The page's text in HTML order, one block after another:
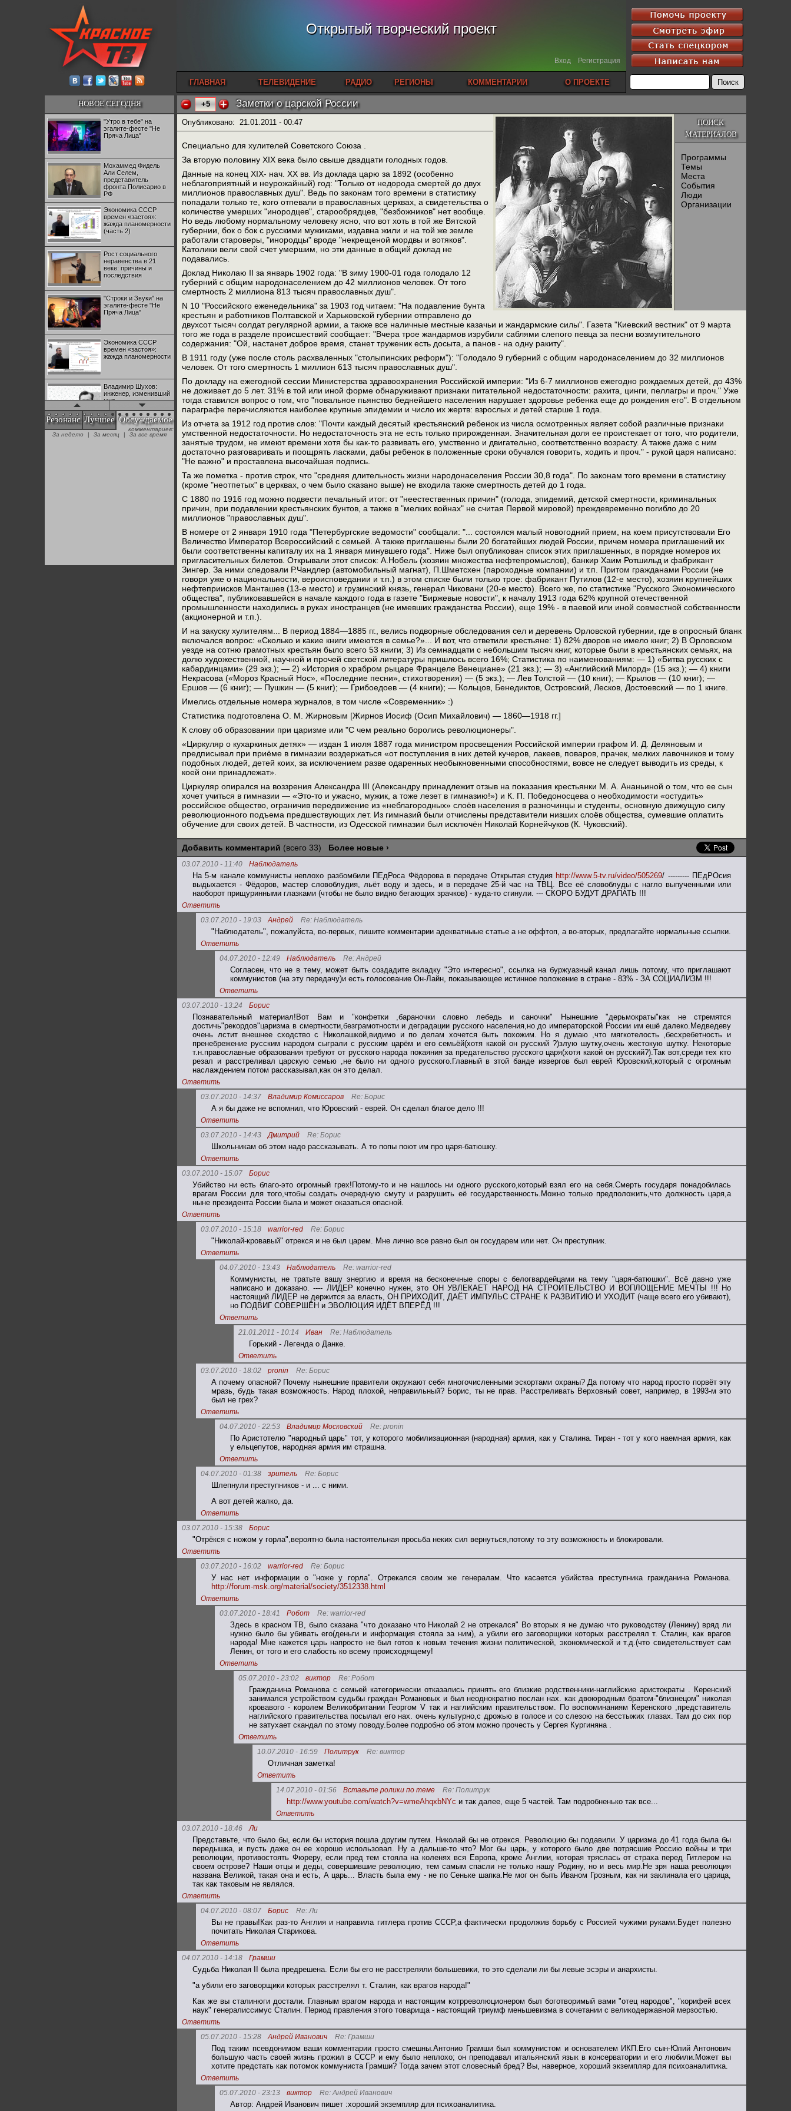
Открытый творческий проект
Вход Регистрация
ГЛАВНАЯ ТЕЛЕВИДЕНИЕ РАДИО РЕГИОНЫ КОММЕНТАРИИ О ПРОЕКТЕ
НОВОЕ СЕГОДНЯ
"Утро в тебе" на
эгалите-фесте "Не
Пряча Лица"
Мохаммед Фидель
Али Селем,
представитель
фронта Полисарио в
РФ
Экономика СССР
времен «застоя»:
жажда планомерности
(часть 2)
Рост социального
неравенства в 21
веке: причины и
последствия
"Строки и Звуки" на
эгалите-фесте "Не
Пряча Лица"
Экономика СССР
времен «застоя»:
жажда планомерности
Владимир Шухов:
инженер, изменивший
мир
"Аркадий Коц" на
эгалите-фесте "Не
Резонанс Лучшее Обсуждаемое
комментариев:
За неделю
| За месяц | За все время
+5 Заметки о царской России
ПОИСК
МАТЕРИАЛОВ
Программы
Темы
Места
События
Люди
Организации
Опубликовано: 21.01.2011 - 00:47
Специально для хулителей Советского Союза .
За вторую половину XIX века было свыше двадцати голодных годов.
Данные на конец XIX- нач. XX вв. Из доклада царю за 1892 (особенно
неблагоприятный и неурожайный) год: "Только от недорода смертей до двух
миллионов православных душ". Ведь по законам того времени в статистику
попадали только те, кого отпевали в православных церквах, а свидетельства о
количестве умерших "инородцев", старообрядцев, "безбожников" нет вообще.
Но ведь любому нормальному человеку ясно, что вот хоть в той же Вятской
губернии, бок о бок с русскими мужиками, издавна жили и на той же земле
работали староверы, "инородцы" вроде "некрещеной мордвы и вотяков".
Католики вели свой счет умершим, но эти данные в общий доклад не
подавались.
Доклад Николаю II за январь 1902 года: "В зиму 1900-01 года голодало 12
губерний с общим народонаселением до 42 миллионов человек. От того
смертность 2 миллиона 813 тысяч православных душ".
N 10 "Российского еженедельника" за 1903 год читаем: "На подавление бунта
крестьян и работников Полтавской и Харьковской губернии отправлено до
двухсот тысяч солдат регулярной армии, а также все наличные местные казачьи и жандармские силы". Газета "Киевский вестник" от 9 марта
того же года в разделе происшествий сообщает: "Вчера трое жандармов изрубили саблями слепого певца за песни возмутительного
содержания: "Ой, настанет доброе время, станет труженик есть досыта, а панов - на одну ракиту".
В 1911 году (уже после столь расхваленных "столыпинских реформ"): "Голодало 9 губерний с общим народонаселением до 32 миллионов
человек. От того смертность 1 миллион 613 тысяч православных душ".
По докладу на ежегодной сессии Министерства здравоохранения Российской империи: "Из 6-7 миллионов ежегодно рождаемых детей, до 43%
не доживает до 5 лет. 31% в той или иной форме обнаруживают признаки питательной недостаточности: рахита, цинги, пеллагры и проч." Уже
тогда ставился вопрос о том, что "повальное пьянство беднейшего населения нарушает здоровье ребенка еще до рождения его". В отдельном
параграфе перечисляются наиболее крупные эпидемии и число их жертв: взрослых и детей старше 1 года.
Из отчета за 1912 год против слов: "Почти каждый десятый крестьянский ребенок из числа осмотренных являет собой различные признаки
умственной недостаточности. Но недостаточность эта не есть только прирожденная. Значительная доля ее проистекает от того, что родители,
занятые трудом, не имеют времени хотя бы как-то развивать его, умственно и двигательно, соответственно возрасту. А также даже с ним
достаточно разговаривать и поощрять ласками, дабы ребенок в положенные сроки обучался говорить, ходить и проч." - рукой царя написано:
"Не важно" и проставлена высочайшая подпись.
Та же пометка - против строк, что "средняя длительность жизни народонаселения России 30,8 года". По законам того времени в статистику
(кроме "неотпетых" в церквах, о чем было сказано выше) не входила также смертность детей до 1 года.
С 1880 по 1916 год можно подвести печальный итог: от "неестественных причин" (голода, эпидемий, детской смертности, криминальных
причин, при подавлении крестьянских бунтов, а также в "мелких войнах" не считая Первой мировой) преждевременно погибло до 20
миллионов "православных душ".
В номере от 2 января 1910 года "Петербургские ведомости" сообщали: "... состоялся малый новогодний прием, на коем присутствовали Его
Величество Император Всероссийский с семьей. А также приглашены были 20 богатейших людей России, причем номера приглашений их
были соответственны капиталу их на 1 января минувшего года". Ниже был опубликован список этих приглашенных, в порядке номеров их
пригласительных билетов. Открывали этот список: А.Нобель (хозяин множества нефтепромыслов), банкир Хаим Ротшильд и фабрикант
Зингер. За ними следовали Р.Чандлер (автомобильный магнат), П.Шметсхен (пароходные компании) и т.п. Притом гражданами России (не
говоря уже о национальности, вероисповедании и т.п.) в этом списке были только трое: фабрикант Путилов (12-е место), хозяин крупнейших
нефтеприисков Манташев (13-е место) и грузинский князь, генерал Чиковани (20-е место). Всего же, по статистике "Русского Экономического
общества", публиковавшейся в начале каждого года в газете "Биржевые новости", к началу 1913 года 62% крупной отечественной
промышленности находились в руках иностранцев (не имевших гражданства России), еще 19% - в паевой или иной совместной собственности
(акционерной и т.п.).
И на закуску хулителям... В период 1884—1885 гг., велись подворные обследования сел и деревень Орловской губернии, где в опросный бланк
включался вопрос: «Сколько и какие книги имеются в семье?»... И вот, что ответили крестьяне: 1) 82% дворов не имело книг; 2) В Орловском
уезде на сотню грамотных крестьян было всего 53 книги; 3) Из семнадцати с небольшим тысяч книг, которые были в крестьянских семьях, на
долю художественной, научной и прочей светской литературы пришлось всего 16%; Статистика по наименованиям: — 1) «Битва русских с
кабардинцами» (29 экз.); — 2) «История о храбром рыцаре Францеле Венециане» (21 экз.); — 3) «Английский Милорд» (15 экз.); — 4) книги
Некрасова («Мороз Красный Нос», «Последние песни», стихотворения) — (5 экз.); — Лев Толстой — (10 книг); — Крылов — (10 книг); —
Ершов — (6 книг); — Пушкин — (5 книг); — Грибоедоев — (4 книги); — Кольцов, Бенедиктов, Островский, Лесков, Достоевский — по 1 книге.
Имелись отдельные номера журналов, в том числе «Современник» :)
Статистика подготовлена О. М. Жирновым [Жирнов Иосиф (Осип Михайлович) — 1860—1918 гг.]
К слову об образовании при царизме или "С чем реально боролись революционеры".
«Циркуляр о кухаркиных детях» — издан 1 июля 1887 года министром просвещения Российской империи графом И. Д. Деляновым и
предписывал при приёме в гимназии воздержаться «от поступления в них детей кучеров, лакеев, поваров, прачек, мелких лавочников и тому
подобных людей, детей коих, за исключением разве одаренных необыкновенными способностями, вовсе не следует выводить из среды, к
коей они принадлежат».
Циркуляр опирался на воззрения Александра III (Александру принадлежит отзыв на показания крестьянки М. А. Ананьиной о том, что ее сын
хочет учиться в гимназии — «Это-то и ужасно, мужик, а тоже лезет в гимназию!») и К. П. Победоносцева о необходимости «остудить»
российское общество, ограничив передвижение из «неблагородных» слоёв населения в разночинцы и студенты, основную движущую силу
революционного подъема предшествующих лет. Из гимназий были отчислены представители низших слоёв общества, сумевшие оплатить
обучение для своих детей. В частности, из Одесской гимназии был исключён Николай Корнейчуков (К. Чуковский).
Добавить комментарий (всего 33) Более новые ›
03.07.2010 - 11:40 Наблюдатель
На 5-м канале коммунисты неплохо разбомбили ПЕдРоса Фёдорова в передаче Открытая студия http://www.5-tv.ru/video/505269/ --------- ПЕдРОсия
выдыхается - Фёдоров, мастер словоблудия, льёт воду и здесь, и в передаче 25-й час на ТВЦ. Все её словоблуды с нагло выпученными или
наоборот прищуринными глазками (чтобы не было видно бегающих зрачков) - куда-то сгинули. --- СКОРО БУДУТ ДРАПАТЬ !!!
Ответить
03.07.2010 - 19:03
Андрей Re: Наблюдатель
"Наблюдатель", пожалуйста, во-первых, пишите комментарии адекватныые статье а не оффтоп, а во-вторых, предлагайте нормальные ссылки.
Ответить
04.07.2010 - 12:49
Наблюдатель Re: Андрей
Согласен, что не в тему, может быть создадите вкладку "Это интересно", ссылка на буржуазный канал лишь потому, что приглашают
коммунистов (на эту передачу)и есть голосование Он-Лайн, показывающее истинное положение в стране - 83% - ЗА СОЦИАЛИЗМ !!!
Ответить
03.07.2010 - 13:24
Борис
Познавательный материал!Вот Вам и "конфетки ,бараночки словно лебедь и саночки" Нынешние "дерьмократы"как не стремятся
достичь"рекордов"царизма в смертности,безграмотности и деградации русского населения,но до императорской России им ешё далеко.Медведеву
очень лстит внешнее сходство с Николашкой,видимо и по делам хочется быть похожим. Но я думаю ,что мягкотелость ,бесхребетность и
пренебрежение русским народом сыграли с русским царём и его семьёй(хотя какой он русский ?)злую шутку,очень жестокую шутку. Некоторые
т.н.православные образования требуют от русского народа покаяния за предательство русского царя(хотя какой он русский?).Так вот,среди тех кто
резал и расстреливал царскую семью ,не было ни одного русского.Главный в зтой банде извергов был еврей Юровский,который с огромным
наслаждением потом рассказывал,как он это делал.
Ответить
03.07.2010 - 14:37
Владимир Комиссаров Re: Борис
А я бы даже не вспомнил, что Юровский - еврей. Он сделал благое дело !!!
Ответить
03.07.2010 - 14:43
Дмитрий Re: Борис
Школьникам об этом надо рассказывать. А то попы поют им про царя-батюшку.
Ответить
03.07.2010 - 15:07
Борис
Убийство ни есть благо-это огромный грех!Потому-то и не нашлось ни одного русского,который взял его на себя.Смерть государя понадобилась
врагам России для того,чтобы создать очередную смуту и разрушить её государственность.Можно только предположить,что должность царя,а
ныне президента России была и может оказаться опасной.
Ответить
03.07.2010 - 15:18
warrior-red Re: Борис
"Николай-кровавый" отрекся и не был царем. Мне лично все равно был он государем или нет. Он преступник.
Ответить
04.07.2010 - 13:43
Наблюдатель Re: warrior-red
Коммунисты, не тратьте вашу энергию и время на бесконечные споры с белогвардейцами на тему "царя-батюшки". Всё давно уже
написано и доказано. ---- ЛИДЕР конечно нужен, это ОН УВЛЕКАЕТ НАРОД НА СТРОИТЕЛЬСТВО И ВОПЛОЩЕНИЕ МЕЧТЫ !!! Но
настоящий ЛИДЕР не держится за власть, ОН ПРИХОДИТ, ДАЁТ ИМПУЛЬС СТРАНЕ К РАЗВИТИЮ И УХОДИТ (чаще всего его убивают),
но ПОДВИГ СОВЕРШЁН и ЭВОЛЮЦИЯ ИДЁТ ВПЕРЁД !!!
Ответить
21.01.2011 - 10:14
Иван Re: Наблюдатель
Горький - Легенда о Данке.
Ответить
03.07.2010 - 18:02
pronin Re: Борис
А почему опасной? Почему нынешние правители окружают себя многочисленными эскортами охраны? Да потому что народ просто порвёт эту
мразь, будь такая возможность. Народ плохой, неправильный? Борис, ты не прав. Расстреливать Верховный совет, например, в 1993-м это
был не грех?
Ответить
04.07.2010 - 22:53
Владимир Московский Re: pronin
По Аристотелю "народный царь" тот, у которого мобилизационная (народная) армия, как у Сталина. Тиран - тот у кого наемная армия, как
у ельцепутов, народная армия им страшна.
Ответить
04.07.2010 - 01:38
зритель Re: Борис
Шлепнули преступников - и ... с ними.
А вот детей жалко, да.
Ответить
03.07.2010 - 15:38
Борис
"Отрёкся с ножом у горла",вероятно была настоятельная просьба неких сил вернуться,потому то эту возможность и блокировали.
Ответить
03.07.2010 - 16:02
warrior-red Re: Борис
У нас нет информации о "ноже у горла". Отрекался своим же генералам. Что касается убийства преступника гражданина Романова.
http://forum-msk.org/material/society/3512338.html
Ответить
03.07.2010 - 18:41
Робот Re: warrior-red
Здесь в красном ТВ, было сказана "что доказано что Николай 2 не отрекался" Во вторых я не думаю что руководству (Ленину) вряд ли
нужно было бы убивать его(деньги и информация стояла за ним), а убили его заговорщики которых расстрелял т. Сталин, как врагов
народа! Мне кажется царь напросто не был готов к новым течения жизни политической, экономической и т.д.(что свидетельствует сам
Ленин, от того и его слабость ко всему происходящему!
Ответить
05.07.2010 - 23:02
виктор Re: Робот
Гражданина Романова с семьей категорически отказались принять его близкие родственники-наглийские аристократы . Керенский
занимался устройством судьбы граждан Романовых и был неоднократно послан нах. как двоюродным братом-"близнецом" николая
кровавого - королем Великобритании Георгом V так и наглийским правительством. По воспоминаниям Керенского ,представитель
наглийского правительства посылал его нах. очень культурно,с дрожью в голосе и со слезою на бесстыжих глазах. Там до сих пор
не затухает скандал по этому поводу.Более подробно об этом можно прочесть у Сергея Кургиняна .
Ответить
10.07.2010 - 16:59
Политрук Re: виктор
Отличная заметка!
Ответить
14.07.2010 - 01:56
Вставьте ролики по теме Re: Политрук
http://www.youtube.com/watch?v=wmeAhqxbNYc и так далее, еще 5 частей. Там подробненько так все...
Ответить
03.07.2010 - 18:46
Ли
Представьте, что было бы, если бы история пошла другим путем. Николай бы не отрекся. Революцию бы подавили. У царизма до 41 года была бы
передышка, и пусть даже он ее хорошо использовал. Ну а дальше-то что? Мог бы царь, у которого было две потрясшие Россию войны и три
революции, противостоять Фюреру, если пред тем стояла на коленях вся Европа, кроме Англии, которая тряслась от страха перед Гитлером на
своем острове? Наши отцы и деды, совершившие революцию, тем самым спасли не только нашу Родину, но и весь мир.Не зря наша революция
названа Великой, такая она и есть, А царь... Власть была ему - не по Сеньке шапка.Не мог он быть Иваном Грозным, как ни заклинала его царица,
так как таковым не являлся.
Ответить
04.07.2010 - 08:07
Борис Re: Ли
Вы не правы!Как раз-то Англия и направила гитлера против СССР,а фактически продолжив борьбу с Россией чужими руками.Будет полезно
почитать Николая Старикова.
Ответить
04.07.2010 - 14:18
Грамши
Судьба Николая II была предрешена. Если бы его не расстреляли большевики, то это сделали ли бы левые эсэры и анархисты.
"а убили его заговорщики которых расстрелял т. Сталин, как врагов народа!"
Как же вы сталинюги достали. Главным врагом народа и настоящим котрреволюционером был боготворимый вами "отец народов", "корифей всех
наук" генералиссимус Сталин. Период правления этого товарища - настоящий триумф меньшевизма в сочетании с великодержавной мерзостью.
Ответить
05.07.2010 - 15:28
Андрей Иванович Re: Грамши
Под таким псевдонимом ваши комментарии просто смешны.Антонио Грамши был коммунистом и основателем ИКП.Его сын-Юлий Антонович
большую часть своей жизнь прожил в СССР и ему было неплохо; он преподавал итальянский язык в консерватории и его любили.Может вы
хотите предстать как потомок коммуниста Грамши? Тогда зачем этот словесный бред? Вы, наверное, хороший экземпляр для психоаналитика.
Ответить
05.07.2010 - 23:13
виктор Re: Андрей Иванович
Автор: Андрей Иванович пишет :хороший экземпляр для психоаналитика.